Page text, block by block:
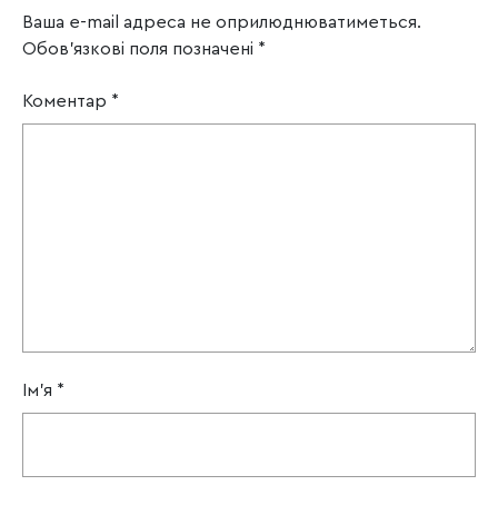
Ваша e-mail адреса не оприлюднюватиметься.
Обов’язкові поля позначені *
Коментар *
Ім'я *